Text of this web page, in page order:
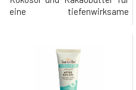
eine tiefenwirksame
für antioxidativen Schutz und
Beruhigung. 100% Natürlicher
Lippenbalsam. Sicher für Sie
und die Natur. Endlich ein